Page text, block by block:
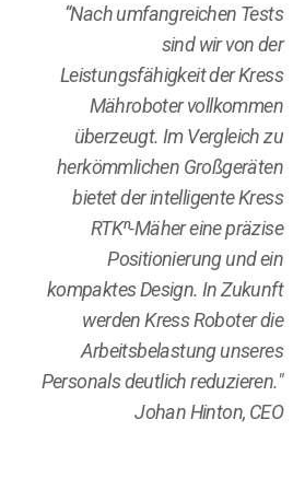
“Nach umfangreichen Tests
sind wir von der
Leistungsfähigkeit der Kress
Mähroboter vollkommen
überzeugt. Im Vergleich zu
herkömmlichen Großgeräten
bietet der intelligente Kress
RTKⁿ-Mäher eine präzise
Positionierung und ein
kompaktes Design. In Zukunft
werden Kress Roboter die
Arbeitsbelastung unseres
Personals deutlich reduzieren."
Johan Hinton, CEO